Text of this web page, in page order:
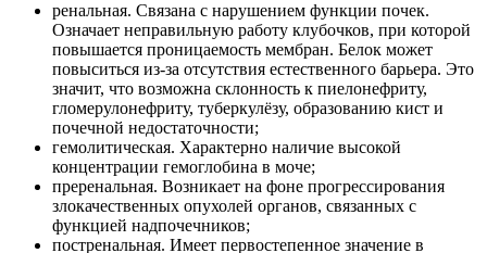
ренальная. Связана с нарушением функции почек.
Означает неправильную работу клубочков, при которой
повышается проницаемость мембран. Белок может
повыситься из-за отсутствия естественного барьера. Это
значит, что возможна склонность к пиелонефриту,
гломерулонефриту, туберкулёзу, образованию кист и
почечной недостаточности;
гемолитическая. Характерно наличие высокой
концентрации гемоглобина в моче;
преренальная. Возникает на фоне прогрессирования
злокачественных опухолей органов, связанных с
функцией надпочечников;
постренальная. Имеет первостепенное значение в